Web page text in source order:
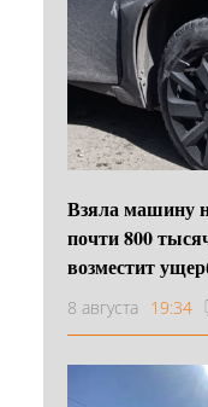
Взяла машину
почти 800
возместит
8 августа 19:34